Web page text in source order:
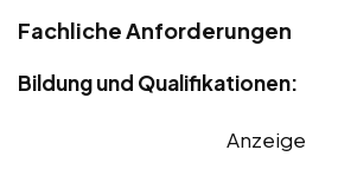
Fachliche Anforderungen
Bildung und Qualifikationen:
Anzeige